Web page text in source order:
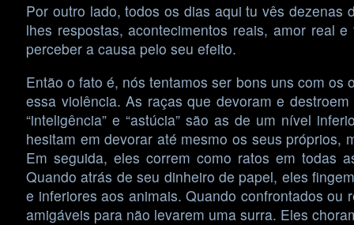
Por outro lado, todos os dias aqui tu vês
lhes respostas, acontecimentos reais, amor real
perceber a causa pelo seu efeito.
Então o fato é, nós tentamos ser bons uns com
essa violência. As raças que devoram e
“inteligência” e “astúcia” são as de um nível
hesitam em devorar até mesmo os seus próprios,
Em seguida, eles correm como ratos em todas
Quando atrás de seu dinheiro de papel, eles
e inferiores aos animais. Quando confrontados
amigáveis para não levarem uma surra. Eles